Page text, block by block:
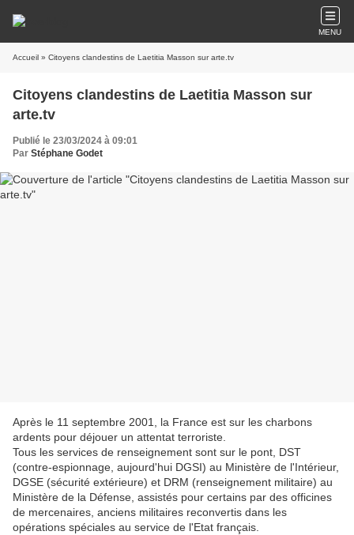
MENU
Accueil » Citoyens clandestins de Laetitia Masson sur arte.tv
Citoyens clandestins de Laetitia Masson sur
arte.tv
Publié le 23/03/2024 à 09:01
Par Stéphane Godet
Après le 11 septembre 2001, la France est sur les charbons
ardents pour déjouer un attentat terroriste.
Tous les services de renseignement sont sur le pont, DST
(contre-espionnage, aujourd'hui DGSI) au Ministère de l'Intérieur,
DGSE (sécurité extérieure) et DRM (renseignement militaire) au
Ministère de la Défense, assistés pour certains par des officines
de mercenaires, anciens militaires reconvertis dans les
opérations spéciales au service de l'Etat français.